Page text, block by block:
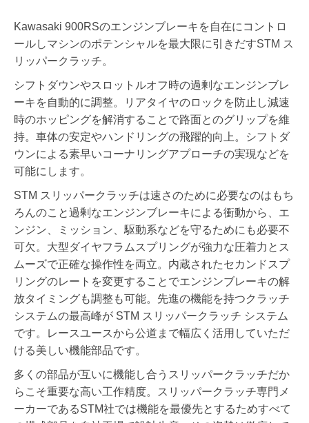
Kawasaki 900RSのエンジンブレーキを自在にコントロ
ールしマシンのポテンシャルを最大限に引きだすSTM ス
リッパークラッチ。
シフトダウンやスロットルオフ時の過剰なエンジンブレ
ーキを自動的に調整。リアタイヤのロックを防止し減速
時のホッピングを解消することで路面とのグリップを維
持。車体の安定やハンドリングの飛躍的向上。シフトダ
ウンによる素早いコーナリングアプローチの実現などを
可能にします。
STM スリッパークラッチは速さのために必要なのはもち
ろんのこと過剰なエンジンブレーキによる衝動から、エ
ンジン、ミッション、駆動系などを守るためにも必要不
可欠。大型ダイヤフラムスプリングが強力な圧着力とス
ムーズで正確な操作性を両立。内蔵されたセカンドスプ
リングのレートを変更することでエンジンブレーキの解
放タイミングも調整も可能。先進の機能を持つクラッチ
システムの最高峰が STM スリッパークラッチ システム
です。レースユースから公道まで幅広く活用していただ
ける美しい機能部品です。
多くの部品が互いに機能し合うスリッパークラッチだか
らこそ重要な高い工作精度。スリッパークラッチ専門メ
ーカーであるSTM社では機能を最優先とするためすべて